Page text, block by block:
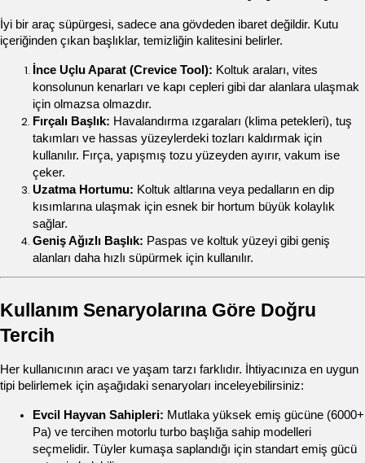
İyi bir araç süpürgesi, sadece ana gövdeden ibaret değildir. Kutu
içeriğinden çıkan başlıklar, temizliğin kalitesini belirler.
İnce Uçlu Aparat (Crevice Tool): Koltuk araları, vites
konsolunun kenarları ve kapı cepleri gibi dar alanlara ulaşmak
için olmazsa olmazdır.
Fırçalı Başlık: Havalandırma ızgaraları (klima petekleri), tuş
takımları ve hassas yüzeylerdeki tozları kaldırmak için
kullanılır. Fırça, yapışmış tozu yüzeyden ayırır, vakum ise
çeker.
Uzatma Hortumu: Koltuk altlarına veya pedalların en dip
kısımlarına ulaşmak için esnek bir hortum büyük kolaylık
sağlar.
Geniş Ağızlı Başlık: Paspas ve koltuk yüzeyi gibi geniş
alanları daha hızlı süpürmek için kullanılır.
Kullanım Senaryolarına Göre Doğru
Tercih
Her kullanıcının aracı ve yaşam tarzı farklıdır. İhtiyacınıza en uygun
tipi belirlemek için aşağıdaki senaryoları inceleyebilirsiniz:
Evcil Hayvan Sahipleri: Mutlaka yüksek emiş gücüne (6000+
Pa) ve tercihen motorlu turbo başlığa sahip modelleri
seçmelidir. Tüyler kumaşa saplandığı için standart emiş gücü